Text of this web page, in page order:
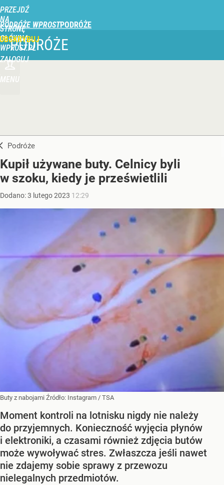
PRZEJDŹ
NA
STRONĘ
GŁÓWNĄ
WPROST.PL
PODRÓŻE WPROST
ZALOGUJ
MENU
PODRÓŻE
Podróże
Kupił używane buty. Celnicy byli
w szoku, kiedy je prześwietlili
Dodano:3 lutego2023 12:29
Buty z nabojami Źródło: Instagram / TSA
Moment kontroli na lotnisku nigdy nie należy
do przyjemnych. Konieczność wyjęcia płynów
i elektroniki, a czasami również zdjęcia butów
może wywoływać stres. Zwłaszcza jeśli nawet
nie zdajemy sobie sprawy z przewozu
nielegalnych przedmiotów.